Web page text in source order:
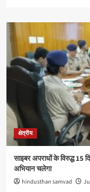
क्षेत्रीय
साइबर अपराधों के विरुद्ध
अभियान चलेगा
hindusthan samvad